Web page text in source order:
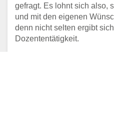
gefragt. Es lohnt sich also,
und mit den eigenen
denn nicht selten ergibt
Dozententätigkeit.